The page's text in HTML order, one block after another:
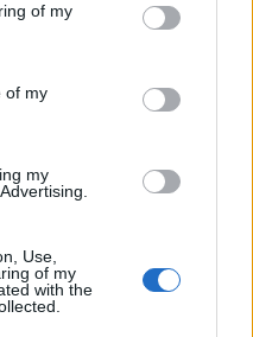
of my
of my
my
Use,
of my
with the